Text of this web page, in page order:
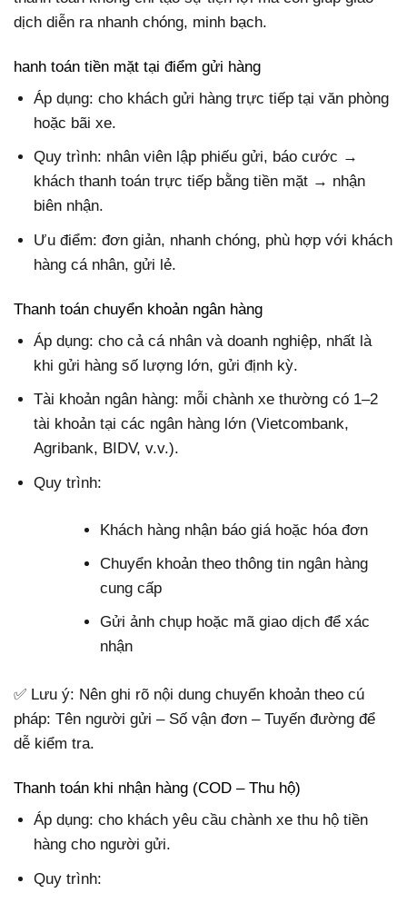
dịch diễn ra nhanh chóng, minh bạch.
hanh toán tiền mặt tại điểm gửi hàng
Áp dụng: cho khách gửi hàng trực tiếp tại văn phòng
hoặc bãi xe.
Quy trình: nhân viên lập phiếu gửi, báo cước →
khách thanh toán trực tiếp bằng tiền mặt → nhận
biên nhận.
Ưu điểm: đơn giản, nhanh chóng, phù hợp với khách
hàng cá nhân, gửi lẻ.
Thanh toán chuyển khoản ngân hàng
Áp dụng: cho cả cá nhân và doanh nghiệp, nhất là
khi gửi hàng số lượng lớn, gửi định kỳ.
Tài khoản ngân hàng: mỗi chành xe thường có 1–2
tài khoản tại các ngân hàng lớn (Vietcombank,
Agribank, BIDV, v.v.).
Quy trình:
Khách hàng nhận báo giá hoặc hóa đơn
Chuyển khoản theo thông tin ngân hàng
cung cấp
Gửi ảnh chụp hoặc mã giao dịch để xác
nhận
✅ Lưu ý: Nên ghi rõ nội dung chuyển khoản theo cú
pháp: Tên người gửi – Số vận đơn – Tuyến đường để
dễ kiểm tra.
Thanh toán khi nhận hàng (COD – Thu hộ)
Áp dụng: cho khách yêu cầu chành xe thu hộ tiền
hàng cho người gửi.
Quy trình: